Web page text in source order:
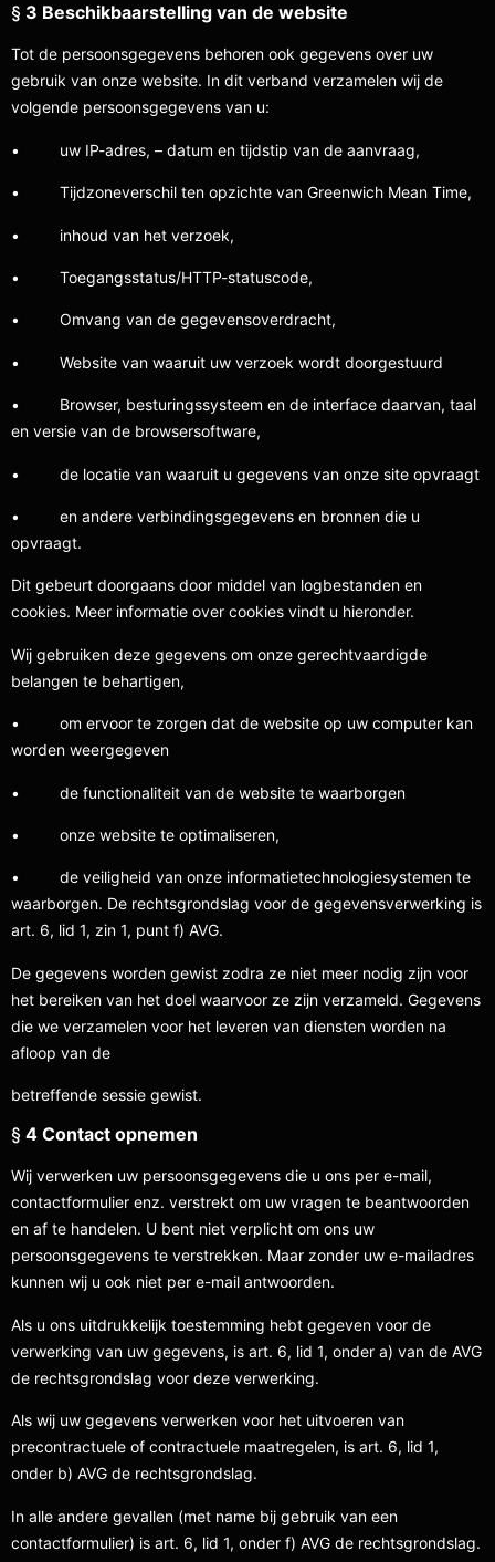
§ 3 Beschikbaarstelling van de website
Tot de persoonsgegevens behoren ook gegevens over uw
gebruik van onze website. In dit verband verzamelen wij de
volgende persoonsgegevens van u:
• uw IP-adres, – datum en tijdstip van de aanvraag,
• Tijdzoneverschil ten opzichte van Greenwich Mean Time,
• inhoud van het verzoek,
• Toegangsstatus/HTTP-statuscode,
• Omvang van de gegevensoverdracht,
• Website van waaruit uw verzoek wordt doorgestuurd
• Browser, besturingssysteem en de interface daarvan, taal
en versie van de browsersoftware,
• de locatie van waaruit u gegevens van onze site opvraagt
• en andere verbindingsgegevens en bronnen die u
opvraagt.
Dit gebeurt doorgaans door middel van logbestanden en
cookies. Meer informatie over cookies vindt u hieronder.
Wij gebruiken deze gegevens om onze gerechtvaardigde
belangen te behartigen,
• om ervoor te zorgen dat de website op uw computer kan
worden weergegeven
• de functionaliteit van de website te waarborgen
• onze website te optimaliseren,
• de veiligheid van onze informatietechnologiesystemen te
waarborgen. De rechtsgrondslag voor de gegevensverwerking is
art. 6, lid 1, zin 1, punt f) AVG.
De gegevens worden gewist zodra ze niet meer nodig zijn voor
het bereiken van het doel waarvoor ze zijn verzameld. Gegevens
die we verzamelen voor het leveren van diensten worden na
afloop van de
betreffende sessie gewist.
§ 4 Contact opnemen
Wij verwerken uw persoonsgegevens die u ons per e-mail,
contactformulier enz. verstrekt om uw vragen te beantwoorden
en af te handelen. U bent niet verplicht om ons uw
persoonsgegevens te verstrekken. Maar zonder uw e-mailadres
kunnen wij u ook niet per e-mail antwoorden.
Als u ons uitdrukkelijk toestemming hebt gegeven voor de
verwerking van uw gegevens, is art. 6, lid 1, onder a) van de AVG
de rechtsgrondslag voor deze verwerking.
Als wij uw gegevens verwerken voor het uitvoeren van
precontractuele of contractuele maatregelen, is art. 6, lid 1,
onder b) AVG de rechtsgrondslag.
In alle andere gevallen (met name bij gebruik van een
contactformulier) is art. 6, lid 1, onder f) AVG de rechtsgrondslag.